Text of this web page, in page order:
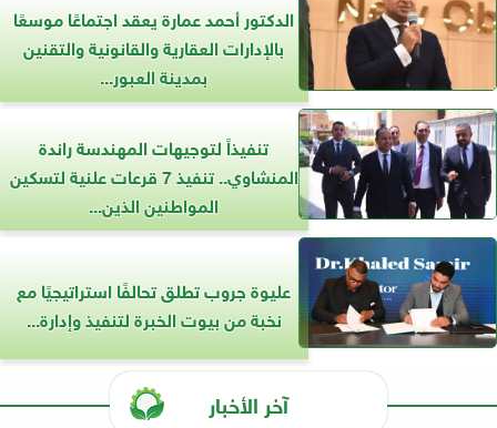
الدكتور أحمد عمارة يعقد اجتماعًا موسعًا
بالإدارات العقارية والقانونية والتقنين
بمدينة العبور...
تنفيذاً لتوجيهات المهندسة راندة
المنشاوي.. تنفيذ 7 قرعات علنية لتسكين
المواطنين الذين...
عليوة جروب تطلق تحالفًا استراتيجيًا مع
نخبة من بيوت الخبرة لتنفيذ وإدارة...
آخر الأخبار